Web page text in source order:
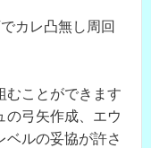
カレ凸無し周回
むことができます
の弓矢作成、エウ
ベルの妥協が許さ